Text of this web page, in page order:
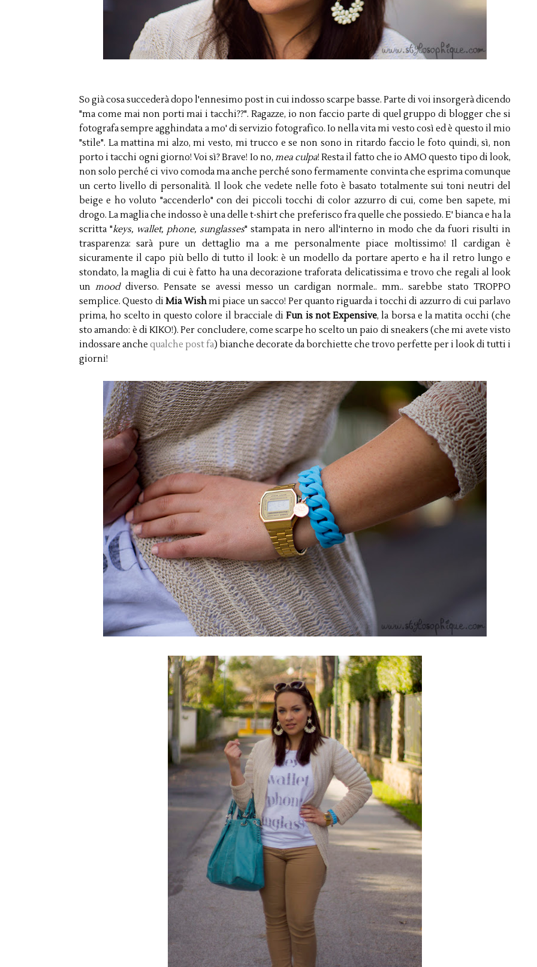
So già cosa succederà dopo l'ennesimo post in cui indosso scarpe basse. Parte di voi insorgerà dicendo
"ma come mai non porti mai i tacchi??". Ragazze, io non faccio parte di quel gruppo di blogger che si
fotografa sempre agghindata a mo' di servizio fotografico. Io nella vita mi vesto così ed è questo il mio
"stile". La mattina mi alzo, mi vesto, mi trucco e se non sono in ritardo faccio le foto quindi, sì, non
porto i tacchi ogni giorno! Voi sì? Brave! Io no, mea culpa! Resta il fatto che io AMO questo tipo di look,
non solo perché ci vivo comoda ma anche perché sono fermamente convinta che esprima comunque
un certo livello di personalità. Il look che vedete nelle foto è basato totalmente sui toni neutri del
beige e ho voluto "accenderlo" con dei piccoli tocchi di color azzurro di cui, come ben sapete, mi
drogo. La maglia che indosso è una delle t-shirt che preferisco fra quelle che possiedo. E' bianca e ha la
scritta "keys, wallet, phone, sunglasses" stampata in nero all'interno in modo che da fuori risulti in
trasparenza: sarà pure un dettaglio ma a me personalmente piace moltissimo! Il cardigan è
sicuramente il capo più bello di tutto il look: è un modello da portare aperto e ha il retro lungo e
stondato, la maglia di cui è fatto ha una decorazione traforata delicatissima e trovo che regali al look
unmooddiverso. Pensate se avessi messo un cardigan normale.. mm.. sarebbe stato TROPPO
semplice. Questo diMia Wishmi piace un sacco! Per quanto riguarda i tocchi di azzurro di cui parlavo
prima, ho scelto in questo colore il bracciale diFun is not Expensive, la borsa e la matita occhi (che
sto amando: è di KIKO!). Per concludere, come scarpe ho scelto un paio di sneakers (che mi avete visto
indossare anche qualche post fa) bianche decorate da borchiette che trovo perfette per i look di tutti i
giorni!